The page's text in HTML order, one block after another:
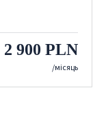
2 900 PLN
/місяць